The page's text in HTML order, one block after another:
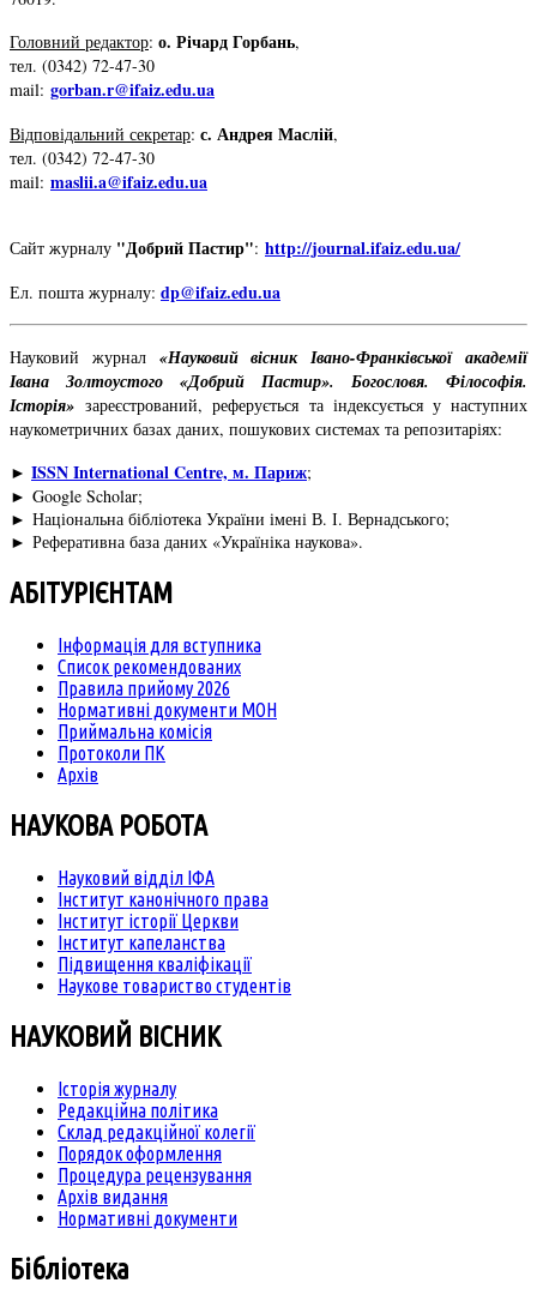
Головний редактор: о. Річард Горбань,
тел. (0342) 72-47-30
mail: gorban.r@ifaiz.edu.ua
Відповідальний секретар: с. Андрея Маслій,
тел. (0342) 72-47-30
mail: maslii.a@ifaiz.edu.ua
Сайт журналу "Добрий Пастир": http://journal.ifaiz.edu.ua/
Ел. пошта журналу: dp@ifaiz.edu.ua
Науковий журнал «Науковий вісник Івано-Франківської академії
Івана Золтоустого «Добрий Пастир». Богословя. Філософія.
Історія» зареєстрований, реферується та індексується у наступних
наукометричних базах даних, пошукових системах та репозитаріях:
► ISSN International Centre, м. Париж;
► Google Scholar;
► Національна бібліотека України імені В. І. Вернадського;
► Реферативна база даних «Україніка наукова».
АБІТУРІЄНТАМ
Інформація для вступника
Список рекомендованих
Правила прийому 2026
Нормативні документи МОН
Приймальна комісія
Протоколи ПК
Архів
НАУКОВА РОБОТА
Науковий відділ ІФА
Інститут канонічного права
Інститут історії Церкви
Інститут капеланства
Підвищення кваліфікації
Наукове товариство студентів
НАУКОВИЙ ВІСНИК
Історія журналу
Редакційна політика
Склад редакційної колегії
Порядок оформлення
Процедура рецензування
Архів видання
Нормативні документи
Бібліотека